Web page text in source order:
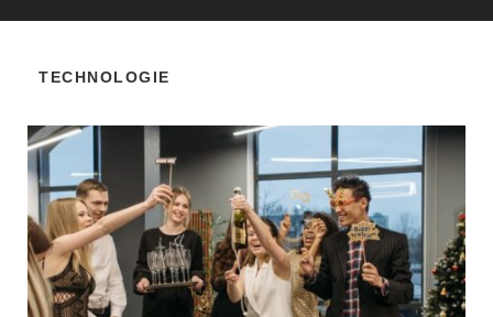
TECHNOLOGIE